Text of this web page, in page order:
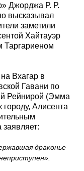
Джорджа Р. Р.
высказывал
заметили
Хайтауэр
Таргариеном
Вхагар в
Гавани по
Рейнирой (Эмма
городу, Алисента
драконье